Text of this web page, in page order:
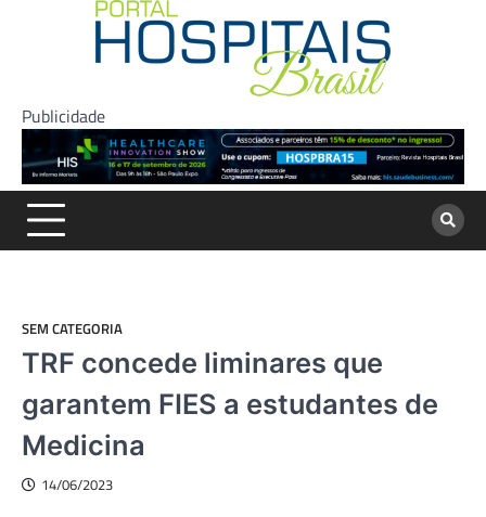
Publicidade
SEM CATEGORIA
TRF concede liminares que
garantem FIES a estudantes de
Medicina
14/06/2023